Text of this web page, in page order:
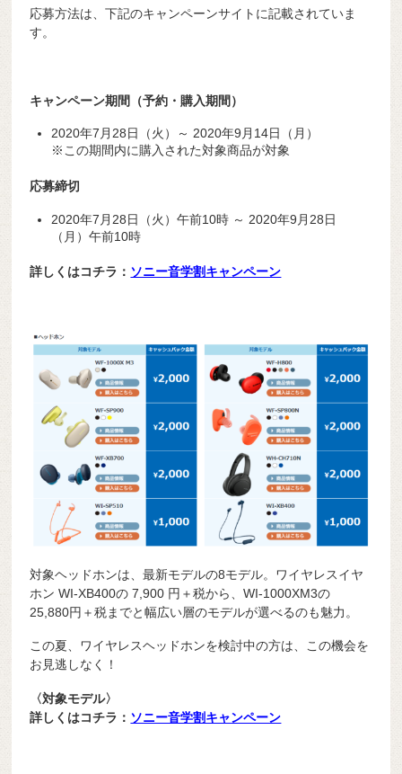
応募方法は、下記のキャンペーンサイトに記載されていま
す。
キャンペーン期間（予約・購入期間）
2020年7月28日（火）～ 2020年9月14日（月）
※この期間内に購入された対象商品が対象
応募締切
2020年7月28日（火）午前10時 ～ 2020年9月28日
（月）午前10時
詳しくはコチラ： ソニー音学割キャンペーン
対象ヘッドホンは、最新モデルの8モデル。ワイヤレスイヤ
ホン WI-XB400の 7,900 円＋税から、WI-1000XM3の
25,880円＋税までと幅広い層のモデルが選べるのも魅力。
この夏、ワイヤレスヘッドホンを検討中の方は、この機会を
お見逃しなく！
〈対象モデル〉
詳しくはコチラ： ソニー音学割キャンペーン